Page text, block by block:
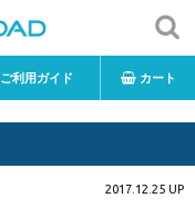
ご利用ガイド カート
2017.12.25 UP